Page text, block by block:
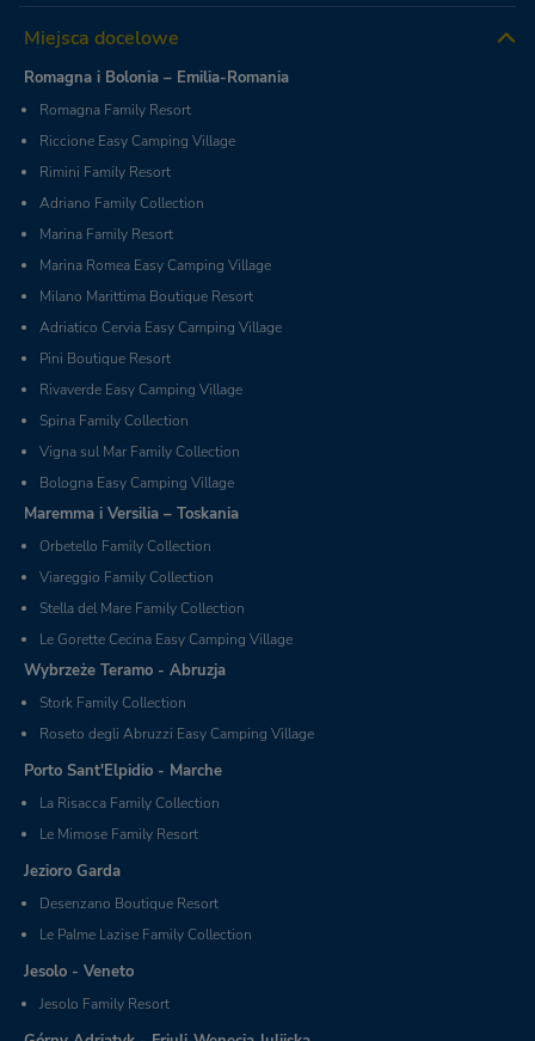
Miejsca docelowe
Romagna i Bolonia – Emilia-Romania
Romagna Family Resort
Riccione Easy Camping Village
Rimini Family Resort
Adriano Family Collection
Marina Family Resort
Marina Romea Easy Camping Village
Milano Marittima Boutique Resort
Adriatico Cervia Easy Camping Village
Pini Boutique Resort
Rivaverde Easy Camping Village
Spina Family Collection
Vigna sul Mar Family Collection
Bologna Easy Camping Village
Maremma i Versilia – Toskania
Orbetello Family Collection
Viareggio Family Collection
Stella del Mare Family Collection
Le Gorette Cecina Easy Camping Village
Wybrzeże Teramo - Abruzja
Stork Family Collection
Roseto degli Abruzzi Easy Camping Village
Porto Sant'Elpidio - Marche
La Risacca Family Collection
Le Mimose Family Resort
Jezioro Garda
Desenzano Boutique Resort
Le Palme Lazise Family Collection
Jesolo - Veneto
Jesolo Family Resort